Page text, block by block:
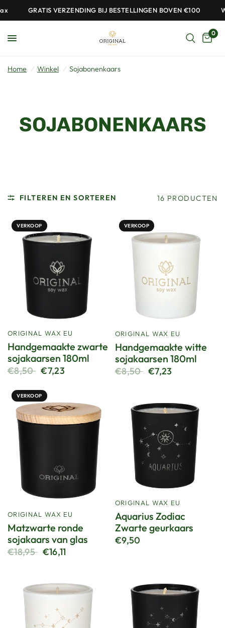
GRATIS VERZENDING BIJ BESTELLINGEN BOVEN €100
0
Home / Winkel / Sojabonenkaars
SOJABONENKAARS
FILTEREN EN SORTEREN 16 PRODUCTEN
VERKOOP
ORIGINAL WAX EU
Handgemaakte zwarte
sojakaarsen 180ml
€8,50 €7,23
VERKOOP
ORIGINAL WAX EU
Handgemaakte witte
sojakaarsen 180ml
€8,50 €7,23
VERKOOP
ORIGINAL WAX EU
Matzwarte ronde
sojakaars van glas
€18,95 €16,11
ORIGINAL WAX EU
Aquarius Zodiac
Zwarte geurkaars
€9,50